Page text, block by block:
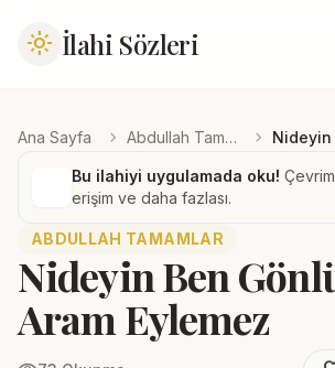
light_mode İlahi Sözleri
Ana Sayfa chevron_right Abdullah Tamamlar chevron_right Nideyin
Bu ilahiyi uygulamada oku!
erişim ve daha fazlası.
ABDULLAH TAMAMLAR
Nideyin Ben
Aram Eylemez